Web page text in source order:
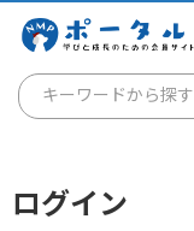
キーワードから探す
通信講座
ログイン